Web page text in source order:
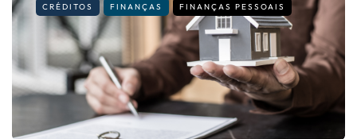
CRÉDITOS FINANÇAS FINANÇAS PESSOAIS